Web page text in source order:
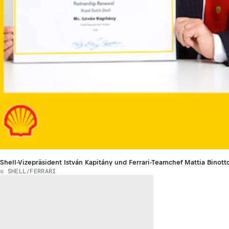
Shell-Vizepräsident István Kapitány und Ferrari-Teamchef Mattia
© SHELL/FERRARI